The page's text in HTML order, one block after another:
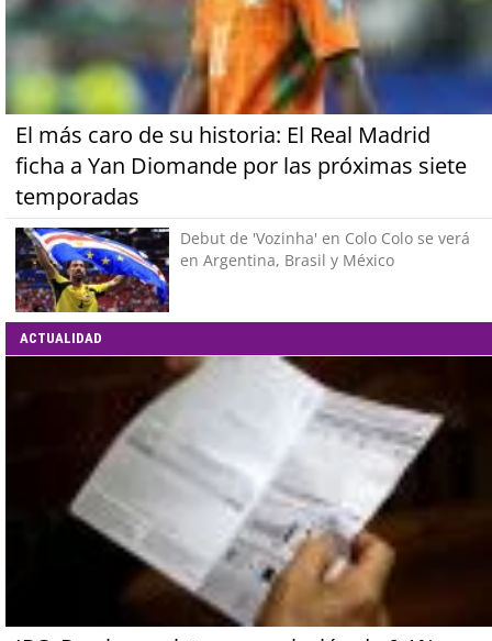
El más caro de su historia: El Real Madrid
ficha a Yan Diomande por las próximas siete
temporadas
Debut de 'Vozinha' en Colo Colo se verá
en Argentina, Brasil y México
ACTUALIDAD